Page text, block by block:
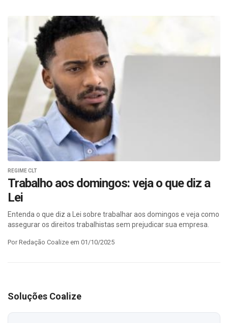
REGIME CLT
Trabalho aos domingos: veja o que diz a
Lei
Entenda o que diz a Lei sobre trabalhar aos domingos e veja como
assegurar os direitos trabalhistas sem prejudicar sua empresa.
Por Redação Coalize em 01/10/2025
Soluções Coalize